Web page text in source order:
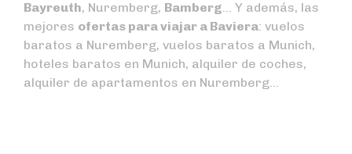
Bayreuth, Nuremberg, Bamberg… Y además, las
mejores ofertas para viajar a Baviera: vuelos
baratos a Nuremberg, vuelos baratos a Munich,
hoteles baratos en Munich, alquiler de coches,
alquiler de apartamentos en Nuremberg…